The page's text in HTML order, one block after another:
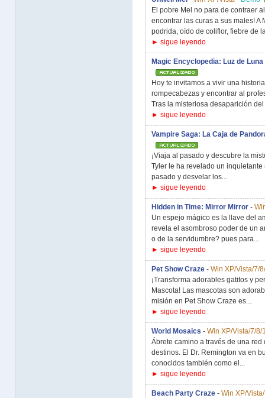
El pobre Mel no para de contraer
encontrar las curas a sus males!
podrida, oído de coliflor, fiebre de
► sigue leyendo
Magic Encyclopedia: Luz de Luna
Hoy te invitamos a vivir una
rompecabezas y encontrar al
Tras la misteriosa desaparición del
► sigue leyendo
Vampire Saga: La Caja de
¡Viaja al pasado y descubre la
Tyler le ha revelado un
pasado y desvelar los...
► sigue leyendo
Hidden in Time: Mirror Mirror -
Un espejo mágico es la llave del
revela el asombroso poder de un
o de la servidumbre? pues para...
► sigue leyendo
Pet Show Craze - Win XP/Vista/7/
¡Transforma adorables gatitos y
Mascota! Las mascotas son
misión en Pet Show Craze es...
► sigue leyendo
World Mosaics - Win XP/Vista/7/8/
Ábrete camino a través de una
destinos. El Dr. Remington va en
conocidos también como el...
► sigue leyendo
Beach Party Craze - Win XP/